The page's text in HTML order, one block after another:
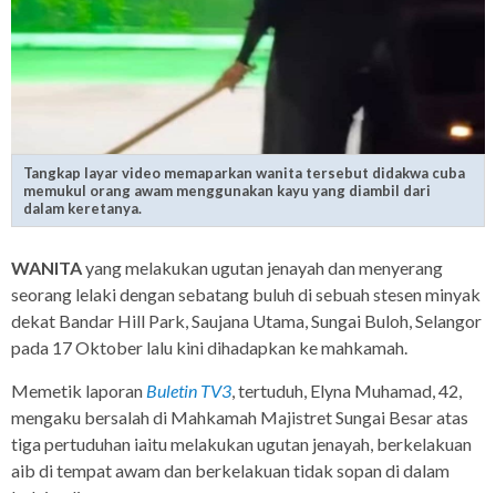
Tangkap layar video memaparkan wanita tersebut didakwa cuba
memukul orang awam menggunakan kayu yang diambil dari
dalam keretanya.
WANITAyang melakukan ugutan jenayah dan menyerang
seorang lelaki dengan sebatang buluh di sebuah stesen minyak
dekat Bandar Hill Park, Saujana Utama, Sungai Buloh, Selangor
pada 17 Oktober lalu kini dihadapkan ke mahkamah.
Memetik laporan Buletin TV3, tertuduh, Elyna Muhamad, 42,
mengaku bersalah di Mahkamah Majistret Sungai Besar atas
tiga pertuduhan iaitu melakukan ugutan jenayah, berkelakuan
aib di tempat awam dan berkelakuan tidak sopan di dalam